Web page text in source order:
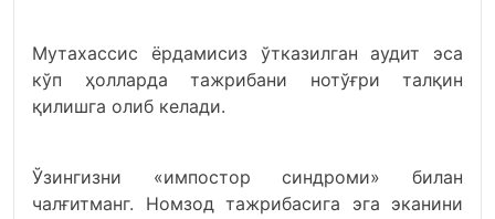
Мутахассис ёрдамисиз ўтказилган аудит эса
кўп ҳолларда тажрибани нотўғри талқин
қилишга олиб келади.
Ўзингизни «импостор синдроми» билан
чалғитманг. Номзод тажрибасига эга эканини